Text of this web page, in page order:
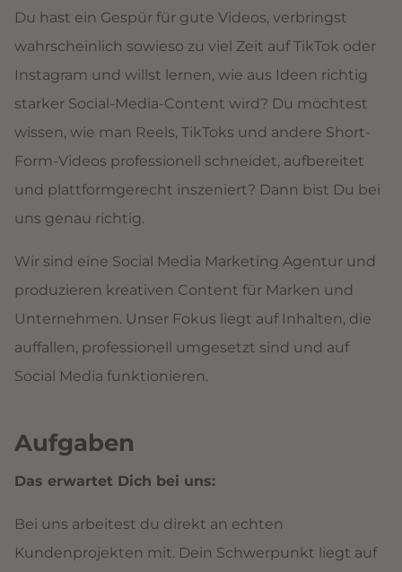
Du hast ein Gespür für gute Videos, verbringst
wahrscheinlich sowieso zu viel Zeit auf TikTok oder
Instagram und willst lernen, wie aus Ideen richtig
starker Social-Media-Content wird? Du möchtest
wissen, wie man Reels, TikToks und andere Short-
Form-Videos professionell schneidet, aufbereitet
und plattformgerecht inszeniert? Dann bist Du bei
uns genau richtig.
Wir sind eine Social Media Marketing Agentur und
produzieren kreativen Content für Marken und
Unternehmen. Unser Fokus liegt auf Inhalten, die
auffallen, professionell umgesetzt sind und auf
Social Media funktionieren.
Aufgaben
Das erwartet Dich bei uns:
Bei uns arbeitest du direkt an echten
Kundenprojekten mit. Dein Schwerpunkt liegt auf